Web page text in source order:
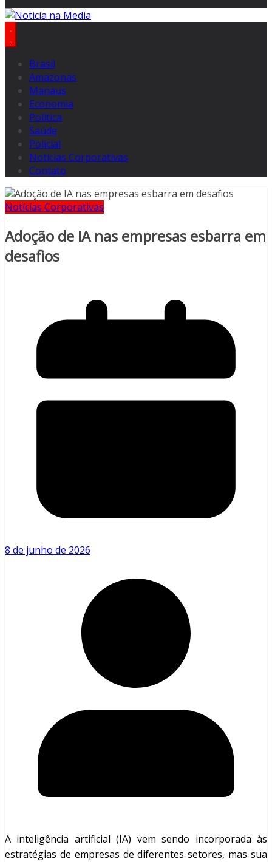
Brasil
Amazonas
Manaus
Economia
Politica
Saúde
Policial
Notícias Corporativas
Contato
Notícias Corporativas
Adoção de IA nas empresas esbarra em
desafios
8 de junho de 2026
A inteligência artificial (IA) vem sendo incorporada às
estratégias de empresas de diferentes setores, mas sua